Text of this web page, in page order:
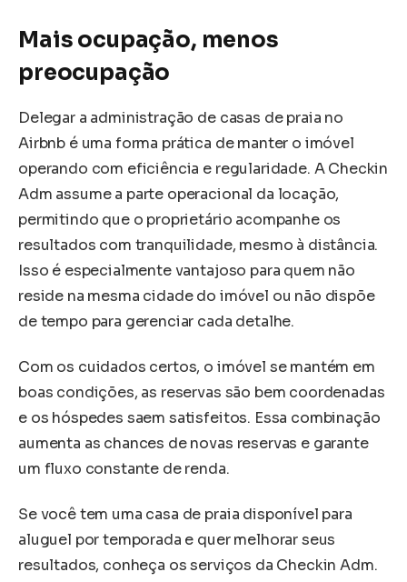
Mais ocupação, menos
preocupação
Delegar a administração de casas de praia no
Airbnb é uma forma prática de manter o imóvel
operando com eficiência e regularidade. A Checkin
Adm assume a parte operacional da locação,
permitindo que o proprietário acompanhe os
resultados com tranquilidade, mesmo à distância.
Isso é especialmente vantajoso para quem não
reside na mesma cidade do imóvel ou não dispõe
de tempo para gerenciar cada detalhe.
Com os cuidados certos, o imóvel se mantém em
boas condições, as reservas são bem coordenadas
e os hóspedes saem satisfeitos. Essa combinação
aumenta as chances de novas reservas e garante
um fluxo constante de renda.
Se você tem uma casa de praia disponível para
aluguel por temporada e quer melhorar seus
resultados, conheça os serviços da Checkin Adm.